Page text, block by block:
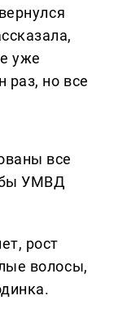
уже
раз, но все
все
УМВД
рост
волосы,